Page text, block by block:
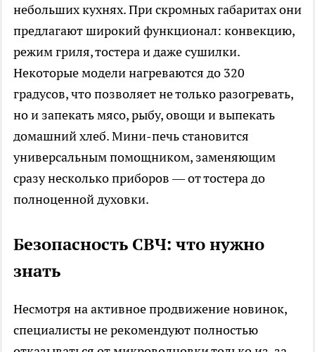
небольших кухнях. При скромных габаритах они
предлагают широкий функционал: конвекцию,
режим гриля, тостера и даже сушилки.
Некоторые модели нагреваются до 320
градусов, что позволяет не только разогревать,
но и запекать мясо, рыбу, овощи и выпекать
домашний хлеб. Мини-печь становится
универсальным помощником, заменяющим
сразу несколько приборов — от тостера до
полноценной духовки.
Безопасность СВЧ: что нужно
знать
Несмотря на активное продвижение новинок,
специалисты не рекомендуют полностью